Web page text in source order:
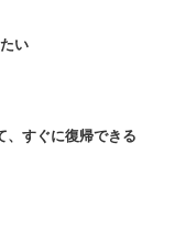
い
、すぐに復帰できる